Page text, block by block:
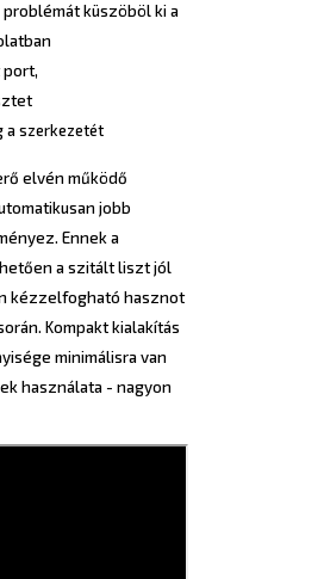
küszöböl ki a
a szerkezetét
elvén működő
jobb
Ennek a
a szitált liszt jól
kézzelfogható hasznot
Kompakt kialakítás
minimálisra van
használata - nagyon